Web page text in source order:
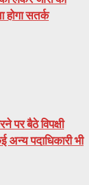
होगा सतर्क
पर बैठे विपक्षी
पदाधिकारी भी